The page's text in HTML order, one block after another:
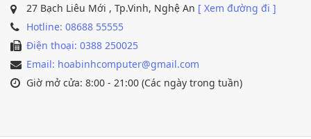
27 Bạch Liêu Mới , Tp.Vinh, Nghệ An [ Xem đường đi ]
Hotline: 08688 55555
Điện thoại: 0388 250025
Email: hoabinhcomputer@gmail.com
Giờ mở cửa: 8:00 - 21:00 (Các ngày trong tuần)